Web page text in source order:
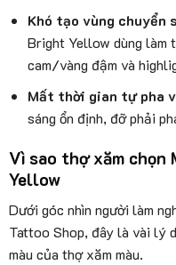
Khó tạo vùng chuyển
Bright Yellow dùng làm
cam/vàng đậm và
Mất thời gian tự pha
sáng ổn định, đỡ phải
Vì sao thợ xăm chọn
Yellow
Dưới góc nhìn người làm
Tattoo Shop, đây là vài lý
màu của thợ xăm màu.